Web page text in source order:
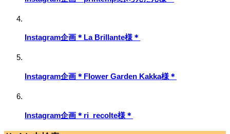
Instagram企画＊La Brillante様＊
Instagram企画＊Flower Garden Kakka様＊
Instagram企画＊ri_recolte様＊